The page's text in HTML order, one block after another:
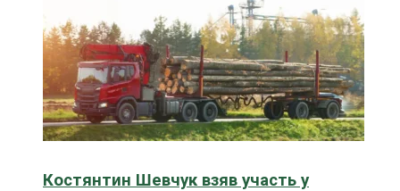
Костянтин Шевчук взяв участь у